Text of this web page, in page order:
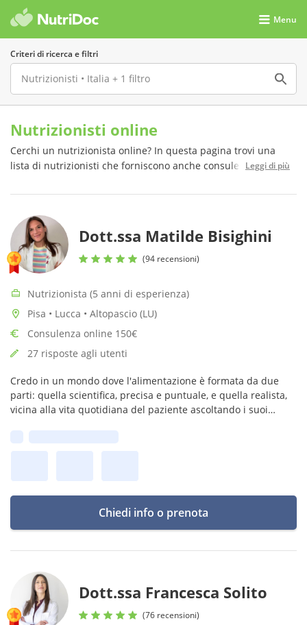
Menu
Criteri di ricerca e filtri
Nutrizionisti online
Cerchi un nutrizionista online? In questa pagina trovi una
lista di nutrizionisti che forniscono anche consulenze online.
gratuitamente.
Leggi di più
Dott.ssa Matilde Bisighini
(94 recensioni)
Nutrizionista (5 anni di esperienza)
Pisa • Lucca • Altopascio (LU)
Consulenza online 150€
27 risposte agli utenti
Credo in un mondo dove l'alimentazione è formata da due
parti: quella scientifica, precisa e puntuale, e quella realista,
vicina alla vita quotidiana del paziente ascoltando i suoi
Chiedi info o prenota
Dott.ssa Francesca Solito
(76 recensioni)